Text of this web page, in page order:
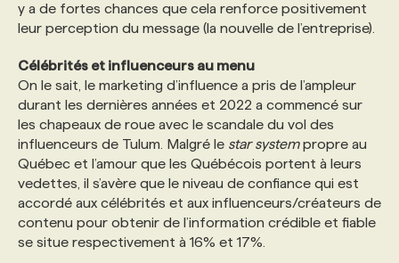
y a de fortes chances que cela renforce positivement
leur perception du message (la nouvelle de l’entreprise).
Célébrités et influenceurs au menu
On le sait, le marketing d’influence a pris de l’ampleur
durant les dernières années et 2022 a commencé sur
les chapeaux de roue avec le scandale du vol des
influenceurs de Tulum. Malgré le star systempropre au
Québec et l’amour que les Québécois portent à leurs
vedettes, il s’avère que le niveau de confiance qui est
accordé aux célébrités et aux influenceurs/créateurs de
contenu pour obtenir de l’information crédible et fiable
se situe respectivement à 16% et 17%.